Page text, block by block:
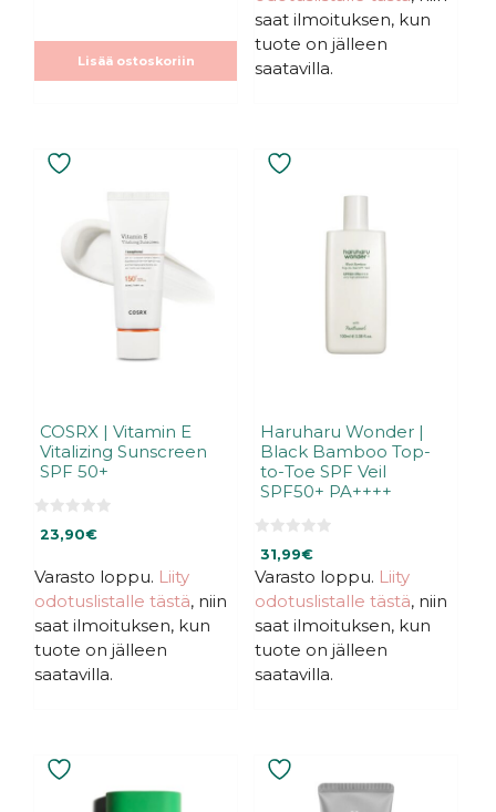
Lisää ostoskoriin
saat ilmoituksen, kun
tuote on jälleen
saatavilla.
COSRX | Vitamin E
Vitalizing Sunscreen
SPF 50+
5
t
23,90€
Varasto loppu. Liity
odotuslistalle tästä, niin
saat ilmoituksen, kun
tuote on jälleen
saatavilla.
Haruharu Wonder |
Black Bamboo Top-
to-Toe SPF Veil
SPF50+ PA++++
5
:
s
t
31,99€
Varasto loppu. Liity
odotuslistalle tästä, niin
saat ilmoituksen, kun
tuote on jälleen
saatavilla.